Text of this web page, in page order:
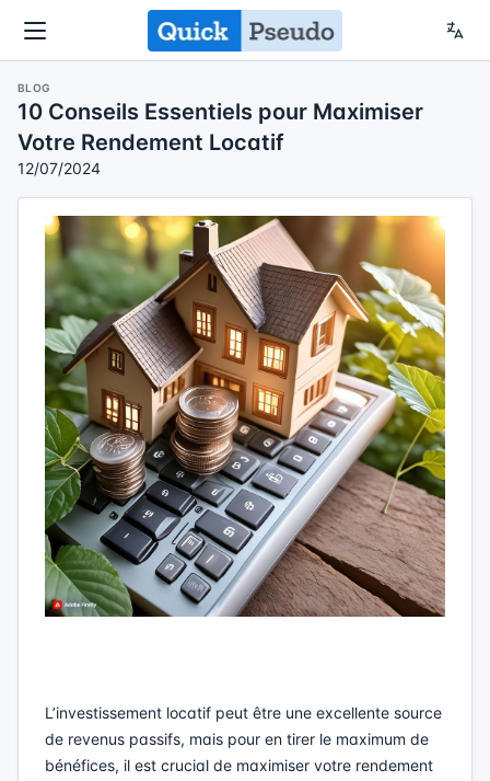
BLOG
10 Conseils Essentiels pour Maximiser
Votre Rendement Locatif
12/07/2024
L’investissement locatif peut être une excellente source
de revenus passifs, mais pour en tirer le maximum de
bénéfices, il est crucial de maximiser votre rendement